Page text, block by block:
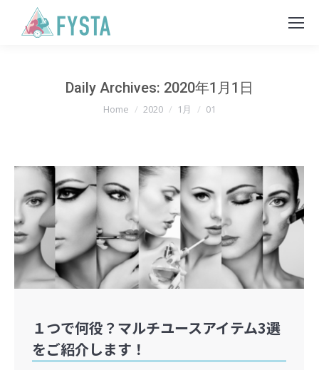
Daily Archives: 2020年1月1日
You are here:
Home 2020 1月 01
１つで何役？マルチユースアイテム3選
をご紹介します！